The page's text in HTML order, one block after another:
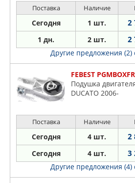
Поставка Наличие
Сегодня 1 шт. 2
1 дн. 2 шт. 2
Другие предложения (2)
FEBEST PGMBOXFR
Подушка
DUCATO 2006-
Поставка Наличие
Сегодня 4 шт. 2
Сегодня 4 шт. 3
Другие предложения (4)